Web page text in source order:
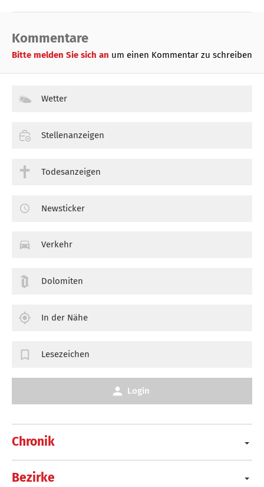
Kommentare
Bitte melden Sie sich an um einen Kommentar zu schreiben
Chronik
Bezirke
Wetter
Stellenanzeigen
Todesanzeigen
Newsticker
Verkehr
Dolomiten
In der Nähe
Lesezeichen
Login